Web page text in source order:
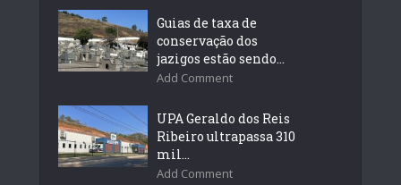
Guias de taxa de
conservação dos
jazigos estão sendo...
Add Comment
UPA Geraldo dos Reis
Ribeiro ultrapassa 310
mil...
Add Comment